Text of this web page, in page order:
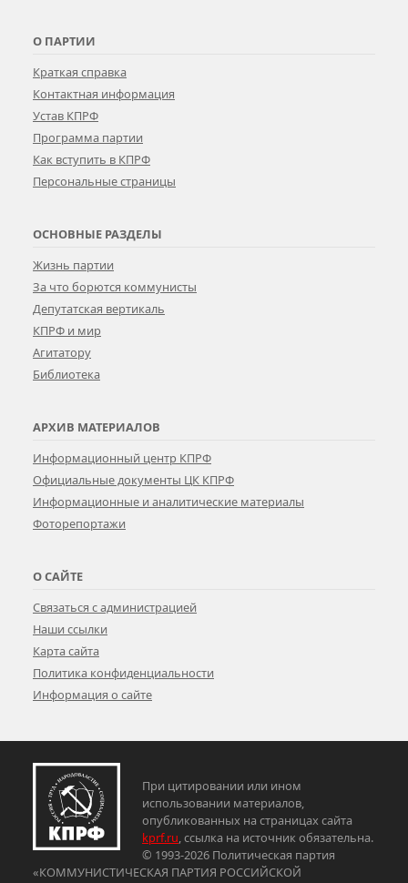
О ПАРТИИ
Краткая справка
Контактная информация
Устав КПРФ
Программа партии
Как вступить в КПРФ
Персональные страницы
ОСНОВНЫЕ РАЗДЕЛЫ
Жизнь партии
За что борются коммунисты
Депутатская вертикаль
КПРФ и мир
Агитатору
Библиотека
АРХИВ МАТЕРИАЛОВ
Информационный центр КПРФ
Официальные документы ЦК КПРФ
Информационные и аналитические материалы
Фоторепортажи
О САЙТЕ
Связаться с администрацией
Наши ссылки
Карта сайта
Политика конфиденциальности
Информация о сайте
При цитировании или ином
использовании материалов,
опубликованных на страницах сайта
kprf.ru, ссылка на источник обязательна.
© 1993-2026 Политическая партия
«КОММУНИСТИЧЕСКАЯ ПАРТИЯ РОССИЙСКОЙ